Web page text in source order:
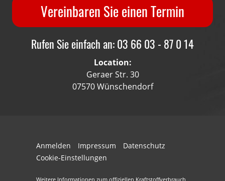
Vereinbaren Sie einen Termin
Rufen Sie einfach an: 03 66 03 - 87 0 14
Location:
Geraer Str. 30
07570 Wünschendorf
Anmelden Impressum
Datenschutz
Cookie-Einstellungen
Weitere Informationen zum offiziellen Kraftstoffverbrauch